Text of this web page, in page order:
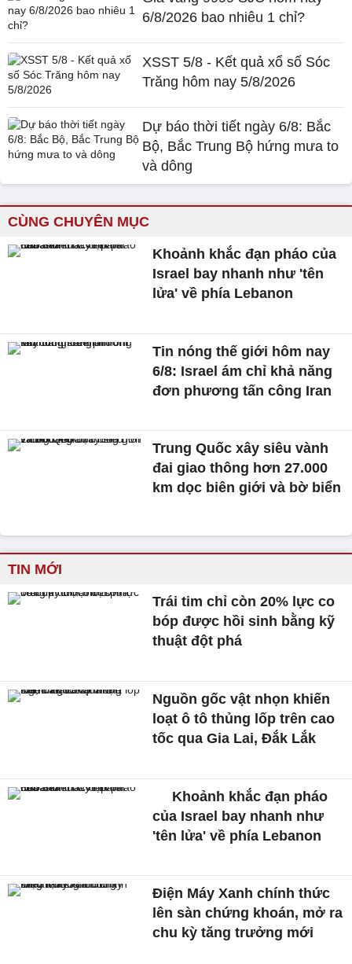
6/8/2026 bao nhiêu 1 chỉ?
XSST 5/8 - Kết quả xổ số Sóc
Trăng hôm nay 5/8/2026
Dự báo thời tiết ngày 6/8: Bắc
Bộ, Bắc Trung Bộ hứng mưa to
và dông
CÙNG CHUYÊN MỤC
Khoảnh khắc đạn pháo của
Israel bay nhanh như 'tên
lửa' về phía Lebanon
Tin nóng thế giới hôm nay
6/8: Israel ám chỉ khả năng
đơn phương tấn công Iran
Trung Quốc xây siêu vành
đai giao thông hơn 27.000
km dọc biên giới và bờ biển
TIN MỚI
Trái tim chỉ còn 20% lực co
bóp được hồi sinh bằng kỹ
thuật đột phá
Nguồn gốc vật nhọn khiến
loạt ô tô thủng lốp trên cao
tốc qua Gia Lai, Đắk Lắk
Khoảnh khắc đạn pháo
của Israel bay nhanh như
'tên lửa' về phía Lebanon
Điện Máy Xanh chính thức
lên sàn chứng khoán, mở ra
chu kỳ tăng trưởng mới